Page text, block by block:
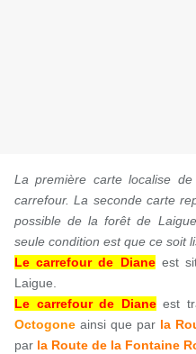
La première carte localise
carrefour. La seconde carte
possible de la forêt de
seule condition est que ce soit
Le carrefour de Dianeest
Laigue.
Le carrefour de Dianeest
Octogone ainsi que par la
par la Route de la Fontaine